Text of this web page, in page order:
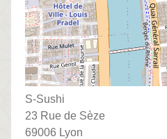
S-Sushi
23 Rue de Sèze
69006 Lyon